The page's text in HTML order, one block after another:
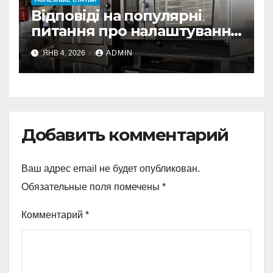
Відповіді на популярні
питання про налаштування
та ремонт мікрохвильових
печей
ЯНВ 4, 2026 ADMIN
Добавить комментарий
Ваш адрес email не будет опубликован.
Обязательные поля помечены *
Комментарий *